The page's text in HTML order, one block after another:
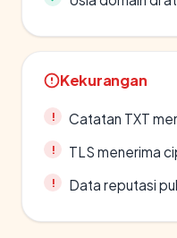
Kekurangan
Catatan TXT
TLS menerima
Data reputasi